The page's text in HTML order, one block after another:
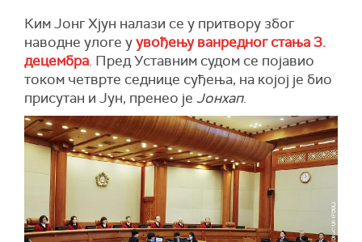
Ким Јонг Хјун налази се у притвору због
наводне улоге уувођењу ванредног стања 3.
децембра. Пред Уставним судом се појавио
током четврте седнице суђења, на којој је био
присутан и Јун, пренео је Јонхап.